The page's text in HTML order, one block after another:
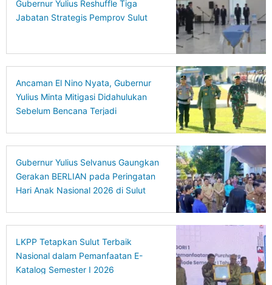
Gubernur Yulius Reshuffle Tiga
Jabatan Strategis Pemprov Sulut
Ancaman El Nino Nyata, Gubernur
Yulius Minta Mitigasi Didahulukan
Sebelum Bencana Terjadi
Gubernur Yulius Selvanus Gaungkan
Gerakan BERLIAN pada Peringatan
Hari Anak Nasional 2026 di Sulut
LKPP Tetapkan Sulut Terbaik
Nasional dalam Pemanfaatan E-
Katalog Semester I 2026